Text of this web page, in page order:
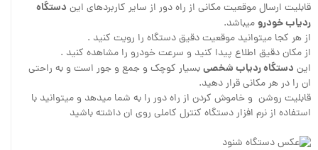
قابلیت ارسال موقعیت مکانی از راه دور از سایر کاربردهای این دستگاه
ردیاب خودرومیباشد.
از هر کجا میتوانید موقعیت دقیق دستگاه را رویت کنید .
از مکان دقیق اطلاع پیدا کنید و سرعت خودرو را مشاهده کنید .
این دستگاه ردیاب شخصیبسیار کوچک و جمع و جور است و به راحتی
ان را در هر مکانی قرار دهید.
قابلیت روشن و خاموش کردن از راه دور را به شما میدهد و میتوانید با
استفاده از نرم افزار دستگاه کنترل کاملی روی ان داشته باشید